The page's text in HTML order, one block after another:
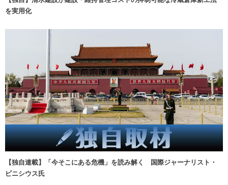
を実用化
【独自連載】「今そこにある危機」を読み解く 国際ジャーナリスト・
ビニシウス氏